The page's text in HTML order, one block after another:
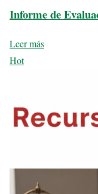
Informe de
Leer más
Hot